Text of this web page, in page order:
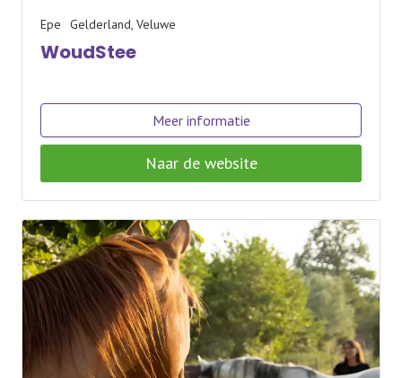
Epe Gelderland, Veluwe
WoudStee
Meer informatie
Naar de website